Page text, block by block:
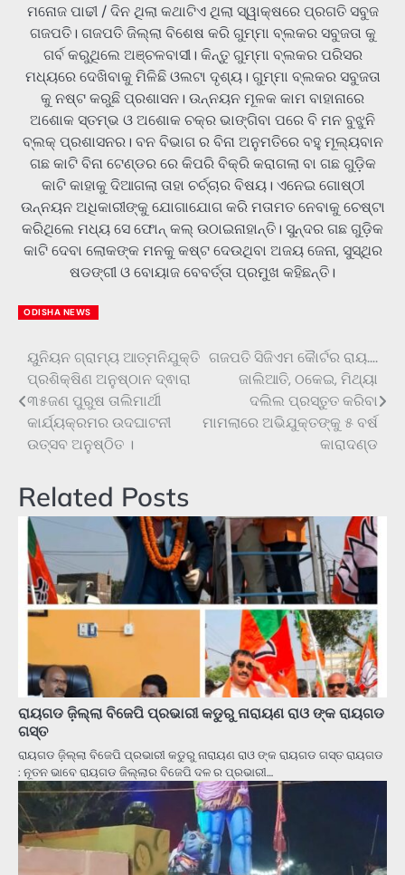
ମନୋଜ ପାଢୀ / ଦିନ ଥିଲା କଥାଟିଏ ଥିଲା ସ୍ୱାକ୍ଷରେ ପ୍ରଗତି ସବୁଜ
ଗଜପତି। ଗଜପତି ଜିଲ୍ଲା ବିଶେଷ କରି ଗୁମ୍ମା ବ୍ଲକର ସବୁଜତା କୁ
ଗର୍ବ କରୁଥିଲେ ଅଞ୍ଚଳବାସୀ। କିନ୍ତୁ ଗୁମ୍ମା ବ୍ଲକର ପରିସର
ମଧ୍ୟରେ ଦେଖିବାକୁ ମିଳିଛି ଓଲଟା ଦୃଶ୍ୟ। ଗୁମ୍ମା ବ୍ଲକର ସବୁଜତା
କୁ ନଷ୍ଟ କରୁଛି ପ୍ରଶାସନ। ଉନ୍ନୟନ ମୂଳକ କାମ ବାହାନାରେ
ଅଶୋକ ସ୍ତମ୍ଭ ଓ ଅଶୋକ ଚକ୍ର ଭାଙ୍ଗିବା ପରେ ବି ମନ ବୁଝୁନି
ବ୍ଲକ୍ ପ୍ରଶାସନର। ବନ ବିଭାଗ ର ବିନା ଅନୁମତିରେ ବହୁ ମୂଲ୍ୟବାନ
ଗଛ କାଟି ବିନା ଟେଣ୍ଡର ରେ କିପରି ବିକ୍ରି କରାଗଲା ବା ଗଛ ଗୁଡ଼ିକ
କାଟି କାହାକୁ ଦିଆଗଲା ତାହା ଚର୍ଚ୍ଚାର ବିଷୟ। ଏନେଇ ଗୋଷ୍ଠୀ
ଉନ୍ନୟନ ଅଧିକାରୀଙ୍କୁ ଯୋଗାଯୋଗ କରି ମତାମତ ନେବାକୁ ଚେଷ୍ଟା
କରିଥିଲେ ମଧ୍ୟ ସେ ଫୋନ୍ କଲ୍ ଉଠାଇନାହାନ୍ତି। ସୁନ୍ଦର ଗଛ ଗୁଡ଼ିକ
କାଟି ଦେବା ଲୋକଙ୍କ ମନକୁ କଷ୍ଟ ଦେଉଥିବା ଅଜୟ ଜେନା, ସୁସ୍ଥିର
ଷଡଙ୍ଗୀ ଓ ବୋୟାଜ ବେବର୍ତ୍ତା ପ୍ରମୁଖ କହିଛନ୍ତି।
ODISHA NEWS
Post
navigation
ୟୁନିୟନ ଗ୍ରାମ୍ୟ ଆତ୍ମନିଯୁକ୍ତି
ପ୍ରଶିକ୍ଷିଣ ଅନୁଷ୍ଠାନ ଦ୍ଵାରା
୩୫ଜଣ ପୁରୁଷ ତାଲିମାର୍ଥୀ
କାର୍ଯ୍ୟକ୍ରମର ଉଦଘାଟନୀ
ଉତ୍ସବ ଅନୁଷ୍ଠିତ ।
ଗଜପତି ସିଜିଏମ କୋୖର୍ଟର ରାୟ….
ଜାଲିଆତି, ଠକେଇ, ମିଥ୍ୟା
ଦଲିଲ ପ୍ରସ୍ତୁତ କରିବା
ମାମଲାରେ ଅଭିଯୁକ୍ତଙ୍କୁ ୫ ବର୍ଷ
କାରାଦଣ୍ଡ
Related Posts
ରାୟଗଡ ଜ଼ିଲ୍ଲା ବିଜେପି ପ୍ରଭାରୀ କଡୁରୁ ନାରାୟଣ ରାଓ ଙ୍କ ରାୟଗଡ
ଗସ୍ତ
ରାୟଗଡ ଜ଼ିଲ୍ଲା ବିଜେପି ପ୍ରଭାରୀ କଡୁରୁ ନାରାୟଣ ରାଓ ଙ୍କ ରାୟଗଡ ଗସ୍ତ ରାୟଗଡ
: ନୂତନ ଭାବେ ରାୟଗଡ ଜିଲ୍ଲାର ବିଜେପି ଦଳ ର ପ୍ରଭାରୀ…